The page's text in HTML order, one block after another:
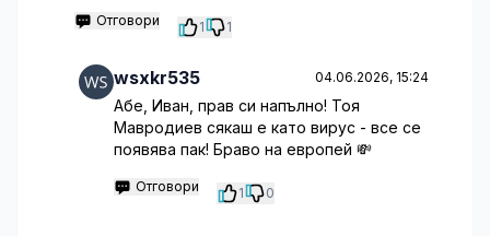
Отговори 1 1
wsxkr535 04.06.2026, 15:24
Абе, Иван, прав си напълно! Тоя
Мавродиев сякаш е като вирус - все се
появява пак! Браво на европей 💸
Отговори 1 0